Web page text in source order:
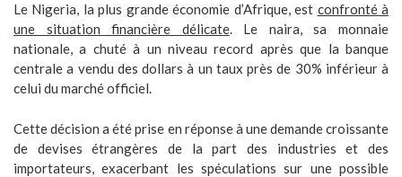
Le Nigeria, la plus grande économie d’Afrique, est confronté à
une situation financière délicate. Le naira, sa monnaie
nationale, a chuté à un niveau record après que la banque
centralea vendu des dollars à un taux près de 30% inférieurà
celui du marché officiel.
Cette décision a été prise en réponse à une demande croissante
de devises étrangères de la part des industries et des
importateurs, exacerbant les spéculations sur une possible